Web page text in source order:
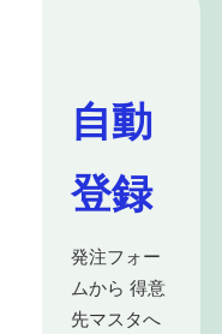
自動
登録
発注フォー
ムから 得意
先マスタへ